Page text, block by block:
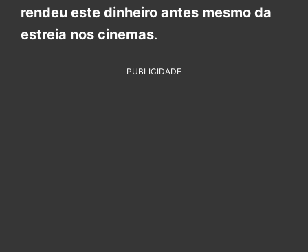
rendeu este dinheiro antes mesmo da
estreia nos cinemas.
PUBLICIDADE